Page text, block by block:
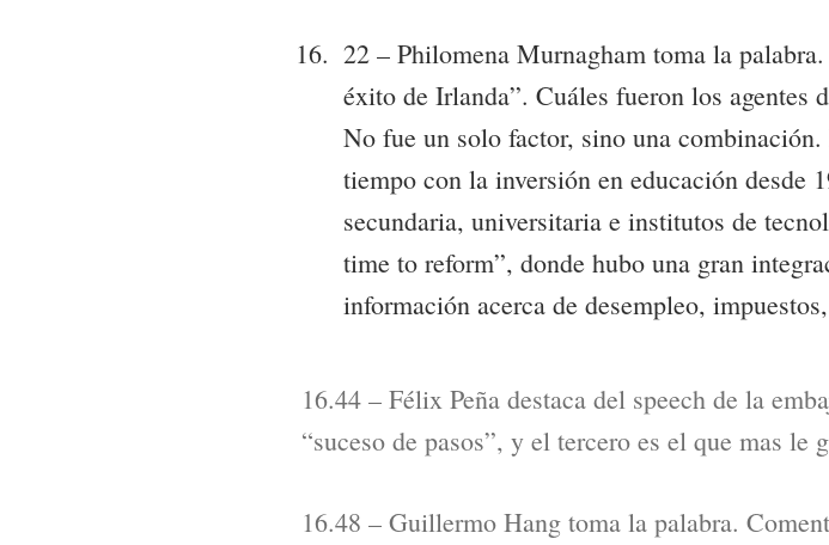
22 – Philomena Murnagham toma la
éxito de Irlanda”. Cuáles fueron los agentes
No fue un solo factor, sino una
tiempo con la inversión en educación desde
secundaria, universitaria e institutos de
time to reform”, donde hubo una gran
información acerca de desempleo,
16.44 – Félix Peña destaca del speech de la
“suceso de pasos”, y el tercero es el que mas le
16.48 – Guillermo Hang toma la palabra.